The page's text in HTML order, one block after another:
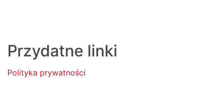
Przydatne linki
Polityka prywatności